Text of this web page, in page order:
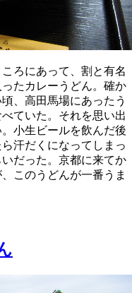
ろにあって、割と有名
たカレーうどん。確か
、高田馬場にあったう
ていた。それを思い出
小生ビールを飲んだ後
汗だくになってしまっ
だった。京都に来てか
このうどんが一番うま